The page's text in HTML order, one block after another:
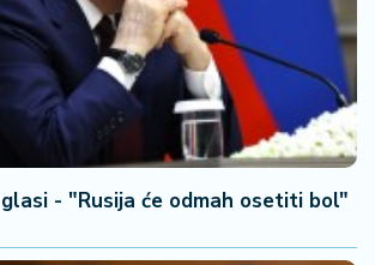
- "Rusija će odmah osetiti bol"